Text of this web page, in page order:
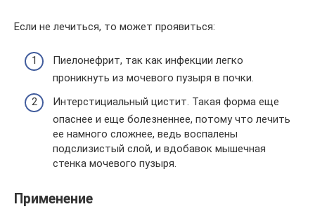
Если не лечиться, то может проявиться:
Пиелонефрит, так как инфекции легко
проникнуть из мочевого пузыря в почки.
Интерстициальный цистит. Такая форма еще
опаснее и еще болезненнее, потому что лечить
ее намного сложнее, ведь воспалены
подслизистый слой, и вдобавок мышечная
стенка мочевого пузыря.
Применение